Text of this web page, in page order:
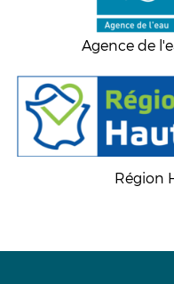
Agence de
Région